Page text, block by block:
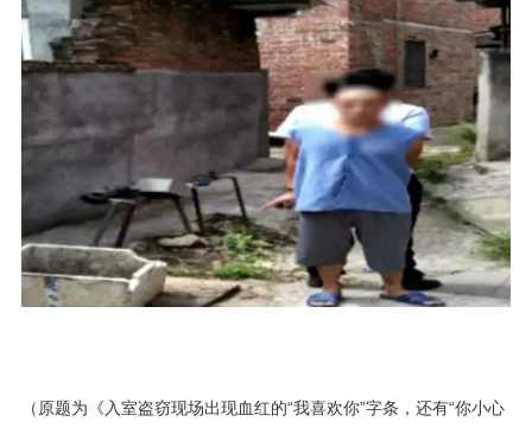
（原题为《入室盗窃现场出现血红的“我喜欢你”字条，还有“你小心